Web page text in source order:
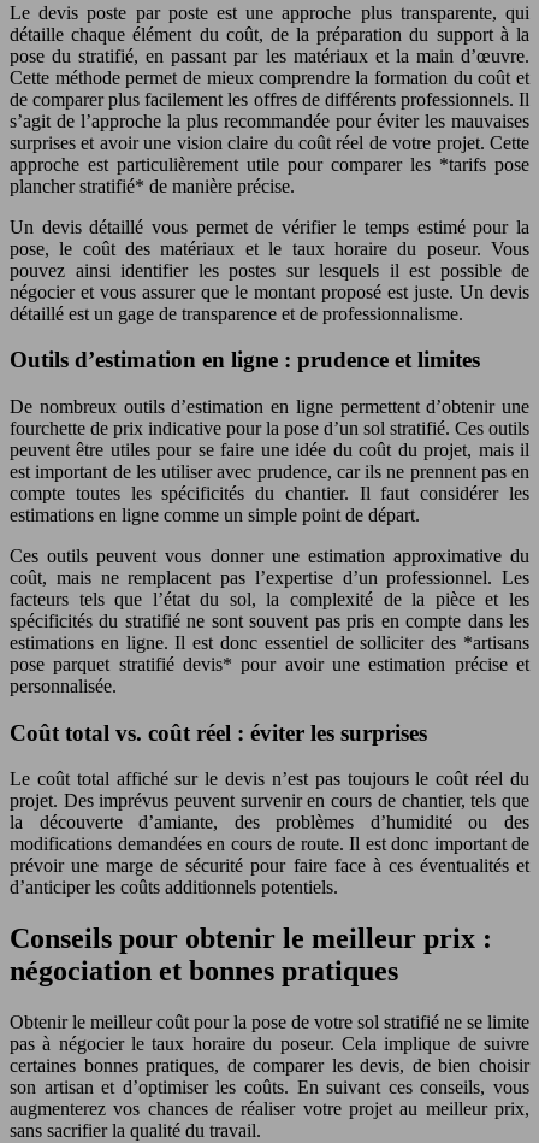
Le devis poste par poste est une approche plus transparente, qui
détaille chaque élément du coût, de la préparation du support à la
pose du stratifié, en passant par les matériaux et la main d’œuvre.
Cette méthode permet de mieux comprendre la formation du coût et
de comparer plus facilement les offres de différents professionnels. Il
s’agit de l’approche la plus recommandée pour éviter les mauvaises
surprises et avoir une vision claire du coût réel de votre projet. Cette
approche est particulièrement utile pour comparer les *tarifs pose
plancher stratifié* de manière précise.
Un devis détaillé vous permet de vérifier le temps estimé pour la
pose, le coût des matériaux et le taux horaire du poseur. Vous
pouvez ainsi identifier les postes sur lesquels il est possible de
négocier et vous assurer que le montant proposé est juste. Un devis
détaillé est un gage de transparence et de professionnalisme.
Outils d’estimation en ligne : prudence et limites
De nombreux outils d’estimation en ligne permettent d’obtenir une
fourchette de prix indicative pour la pose d’un sol stratifié. Ces outils
peuvent être utiles pour se faire une idée du coût du projet, mais il
est important de les utiliser avec prudence, car ils ne prennent pas en
compte toutes les spécificités du chantier. Il faut considérer les
estimations en ligne comme un simple point de départ.
Ces outils peuvent vous donner une estimation approximative du
coût, mais ne remplacent pas l’expertise d’un professionnel. Les
facteurs tels que l’état du sol, la complexité de la pièce et les
spécificités du stratifié ne sont souvent pas pris en compte dans les
estimations en ligne. Il est donc essentiel de solliciter des *artisans
pose parquet stratifié devis* pour avoir une estimation précise et
personnalisée.
Coût total vs. coût réel : éviter les surprises
Le coût total affiché sur le devis n’est pas toujours le coût réel du
projet. Des imprévus peuvent survenir en cours de chantier, tels que
la découverte d’amiante, des problèmes d’humidité ou des
modifications demandées en cours de route. Il est donc important de
prévoir une marge de sécurité pour faire face à ces éventualités et
d’anticiper les coûts additionnels potentiels.
Conseils pour obtenir le meilleur prix :
négociation et bonnes pratiques
Obtenir le meilleur coût pour la pose de votre sol stratifié ne se limite
pas à négocier le taux horaire du poseur. Cela implique de suivre
certaines bonnes pratiques, de comparer les devis, de bien choisir
son artisan et d’optimiser les coûts. En suivant ces conseils, vous
augmenterez vos chances de réaliser votre projet au meilleur prix,
sans sacrifier la qualité du travail.